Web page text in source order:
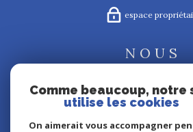
espace
NOUS
Comme beaucoup, notre
utilise les cookies
On aimerait vous accompagner